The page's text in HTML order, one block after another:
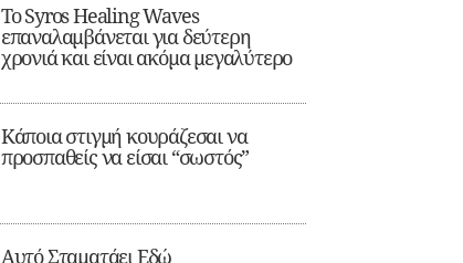
Το Syros Healing Waves
επαναλαμβάνεται για δεύτερη
χρονιά και είναι ακόμα μεγαλύτερο
Κάποια στιγμή κουράζεσαι να
προσπαθείς να είσαι “σωστός”
Αυτό Σταματάει Εδώ